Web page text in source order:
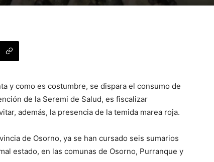
y como es costumbre, se dispara el consumo de
de la Seremi de Salud, es fiscalizar
además, la presencia de la temida marea roja.
de Osorno, ya se han cursado seis sumarios
estado, en las comunas de Osorno, Purranque y